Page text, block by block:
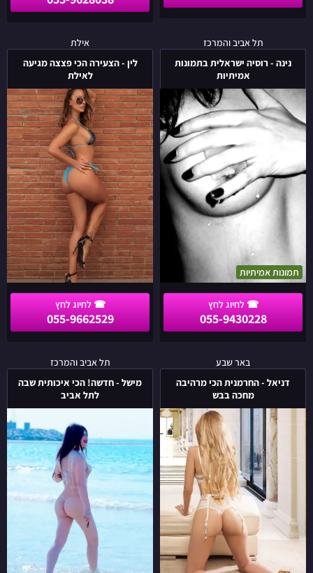
תל אביב והמרכז
נינה - רוסיה ישראלית בתמונות
אמיתיות
תמונות אמיתיות
055-9430228
נינה
-
רוסיה
ישראלית
בתמונות
אמיתיות
אילת
לין - הצעירה הכי פצצה מגיעה
לאילת
055-9662529
לין
-
הצעירה
הכי
פצצה
מגיעה
לאילת
באר שבע
דניאל - החרמנית הכי מרהיבה
מחכה בבש
דניאל
-
החרמנית
הכי
מרהיבה
מחכה
בבש
תל אביב והמרכז
מישל - חדשה! הכי איכותית שבה
לתל אביב
מישל
-
חדשה!
הכי
איכותית
שבה
לתל
אביב